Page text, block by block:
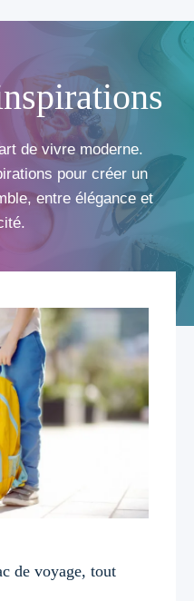
de vivre moderne.
pour créer un
entre élégance et
de voyage, tout